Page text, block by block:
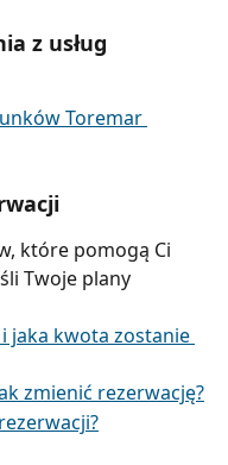
z usług
Toremar
które pomogą Ci
Twoje plany
jaka kwota zostanie
zmienić rezerwację?